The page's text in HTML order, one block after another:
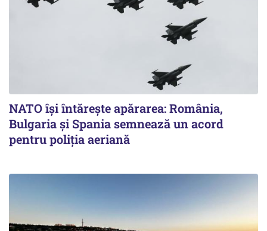
NATO își întărește apărarea: România,
Bulgaria și Spania semnează un acord
pentru poliția aeriană